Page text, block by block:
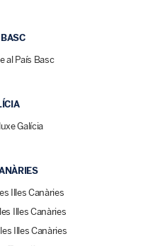
al País Basc
Galícia
Illes Canàries
Illes Canàries
Illes Canàries